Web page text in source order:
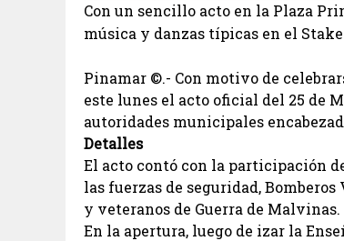
Con un sencillo acto en la Plaza
música y danzas típicas en el
Pinamar ©.- Con motivo de
este lunes el acto oficial del 25 de
autoridades municipales
Detalles
El acto contó con la participación
las fuerzas de seguridad,
y veteranos de Guerra de Malvinas.
En la apertura, luego de izar la